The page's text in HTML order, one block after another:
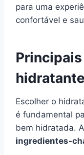
para uma
confortável e
Escolher o
é fundamental
bem hidratada.
ingredientes-